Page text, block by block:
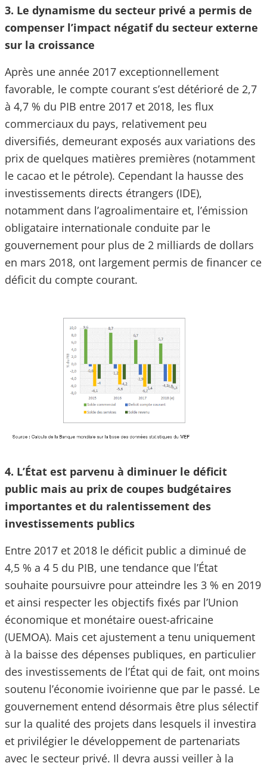
3. Le dynamisme du secteur privé a permis de
compenser l’impact négatif du secteur externe
sur la croissance
Après une année 2017 exceptionnellement
favorable, le compte courant s’est détérioré de 2,7
à 4,7 % du PIB entre 2017 et 2018, les flux
commerciaux du pays, relativement peu
diversifiés, demeurant exposés aux variations des
prix de quelques matières premières (notamment
le cacao et le pétrole). Cependant la hausse des
investissements directs étrangers (IDE),
notamment dans l’agroalimentaire et, l’émission
obligataire internationale conduite par le
gouvernement pour plus de 2 milliards de dollars
en mars 2018, ont largement permis de financer ce
déficit du compte courant.
4. L’État est parvenu à diminuer le déficit
public mais au prix de coupes budgétaires
importantes et du ralentissement des
investissements publics
Entre 2017 et 2018 le déficit public a diminué de
4,5 % a 4 5 du PIB, une tendance que l’État
souhaite poursuivre pour atteindre les 3 % en 2019
et ainsi respecter les objectifs fixés par l’Union
économique et monétaire ouest-africaine
(UEMOA). Mais cet ajustement a tenu uniquement
à la baisse des dépenses publiques, en particulier
des investissements de l’État qui de fait, ont moins
soutenu l’économie ivoirienne que par le passé. Le
gouvernement entend désormais être plus sélectif
sur la qualité des projets dans lesquels il investira
et privilégier le développement de partenariats
avec le secteur privé. Il devra aussi veiller à la